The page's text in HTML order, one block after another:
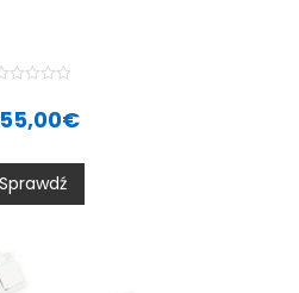
o
u
€
Sprawdź